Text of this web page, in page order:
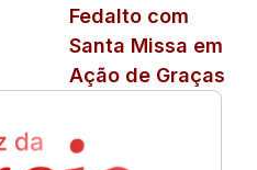
Fedalto com
Santa Missa em
Ação de Graças